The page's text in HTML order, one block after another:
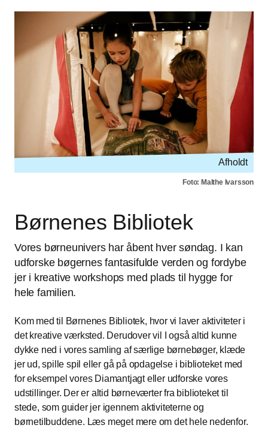
Afholdt
Foto: Malthe Ivarsson
Børnenes Bibliotek
Vores børneunivers har åbent hver søndag. I kan
udforske bøgernes fantasifulde verden og fordybe
jer i kreative workshops med plads til hygge for
hele familien.
Kom med til Børnenes Bibliotek, hvor vi laver aktiviteter i
det kreative værksted. Derudover vil I også altid kunne
dykke ned i vores samling af særlige børnebøger, klæde
jer ud, spille spil eller gå på opdagelse i biblioteket med
for eksempel vores Diamantjagt eller udforske vores
udstillinger. Der er altid børneværter fra biblioteket til
stede, som guider jer igennem aktiviteterne og
børnetilbuddene. Læs meget mere om det hele nedenfor.